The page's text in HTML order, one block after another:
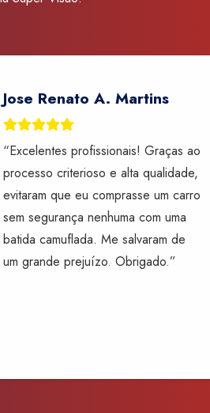
Jose Renato A. Martins
“Excelentes profissionais! Graças ao
processo criterioso e alta qualidade,
evitaram que eu comprasse um carro
sem segurança nenhuma com uma
batida camuflada. Me salvaram de
um grande prejuízo. Obrigado.”